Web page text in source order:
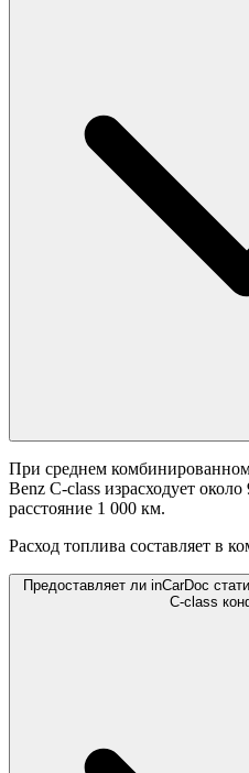
При среднем комбинированном
Benz C-class израсходует
расстояние 1 000 км.
Расход топлива составляет в
Предоставляет ли inCarDoc
C-class